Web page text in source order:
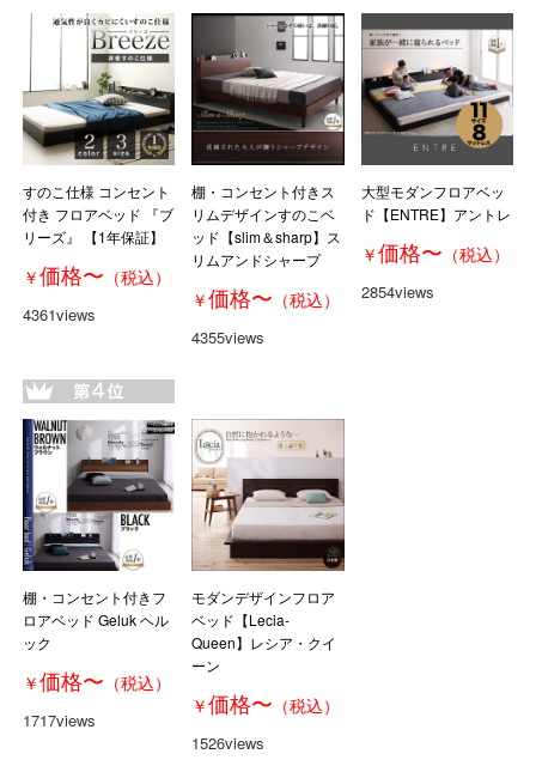
すのこ仕様 コンセント
付き フロアベッド 『ブ
リーズ』 【1年保証】
￥価格〜 （税込）
4361views
棚・コンセント付きス
リムデザインすのこベ
ッド【slim＆sharp】ス
リムアンドシャープ
￥価格〜 （税込）
4355views
大型モダンフロアベッ
ド【ENTRE】アントレ
￥価格〜 （税込）
2854views
棚・コンセント付きフ
ロアベッド Geluk ヘル
ック
￥価格〜 （税込）
1717views
モダンデザインフロア
ベッド【Lecia-
Queen】レシア・クイ
ーン
￥価格〜 （税込）
1526views